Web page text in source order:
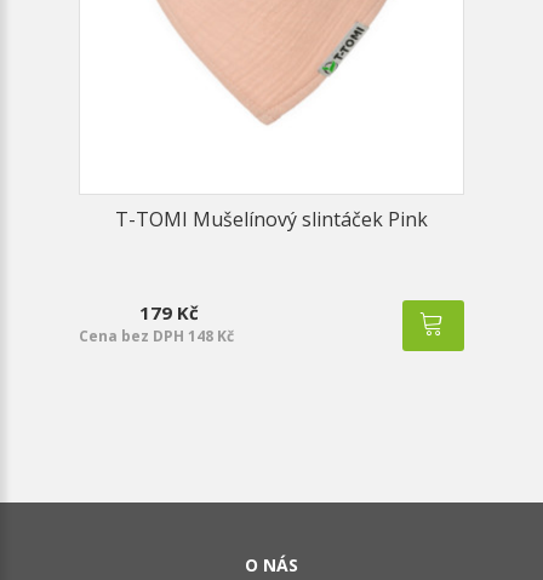
T-TOMI Mušelínový slintáček Pink
179 Kč
Cena bez DPH 148 Kč
O NÁS